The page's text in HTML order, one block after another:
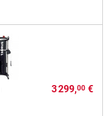
3 299,00€